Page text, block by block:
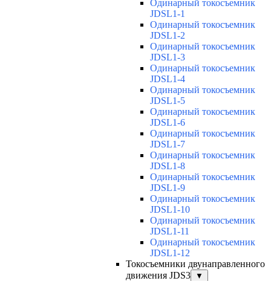
Одинарный токосъемник
JDSL1-1
Одинарный токосъемник
JDSL1-2
Одинарный токосъемник
JDSL1-3
Одинарный токосъемник
JDSL1-4
Одинарный токосъемник
JDSL1-5
Одинарный токосъемник
JDSL1-6
Одинарный токосъемник
JDSL1-7
Одинарный токосъемник
JDSL1-8
Одинарный токосъемник
JDSL1-9
Одинарный токосъемник
JDSL1-10
Одинарный токосъемник
JDSL1-11
Одинарный токосъемник
JDSL1-12
Токосъемники двунаправленного
движения JDS3
▼